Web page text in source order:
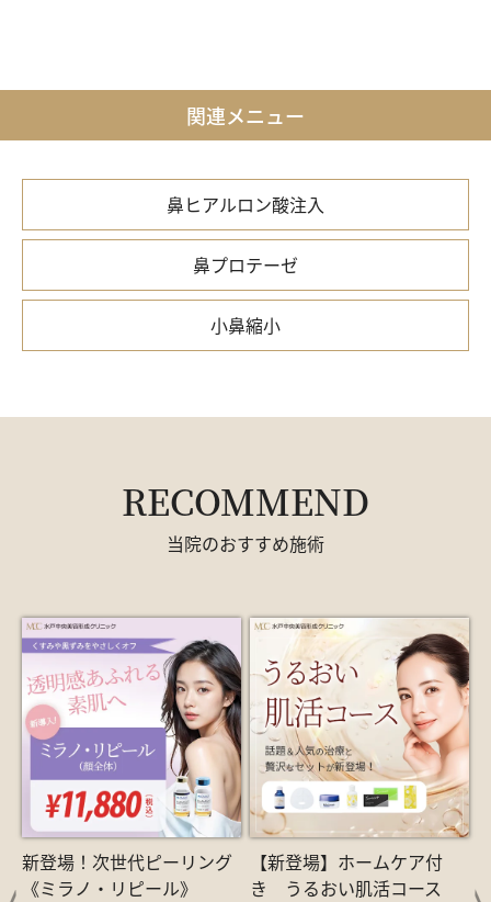
関連メニュー
鼻ヒアルロン酸注入
鼻プロテーゼ
小鼻縮小
RECOMMEND
当院のおすすめ施術
新登場！次世代ピーリング
《ミラノ・リピール》
【新登場】ホームケア付
き うるおい肌活コース